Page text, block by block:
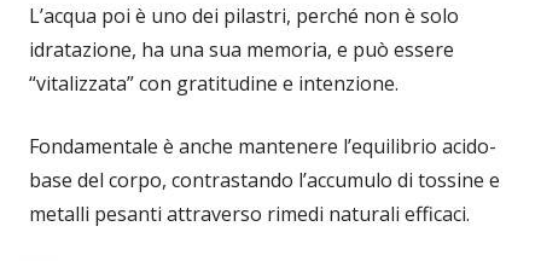
L’acqua poi è uno dei pilastri, perché non è solo
idratazione, ha una sua memoria, e può essere
“vitalizzata” con gratitudine e intenzione.
Fondamentale è anche mantenere l’equilibrio acido-
base del corpo, contrastando l’accumulo di tossine e
metalli pesanti attraverso rimedi naturali efficaci.